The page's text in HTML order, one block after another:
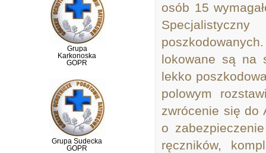
Grupa
Karkonoska
GOPR
Grupa Sudecka
GOPR
osób 15
lokowane są na
lekko
polowym
zwrócenie się do
o
ręczników,